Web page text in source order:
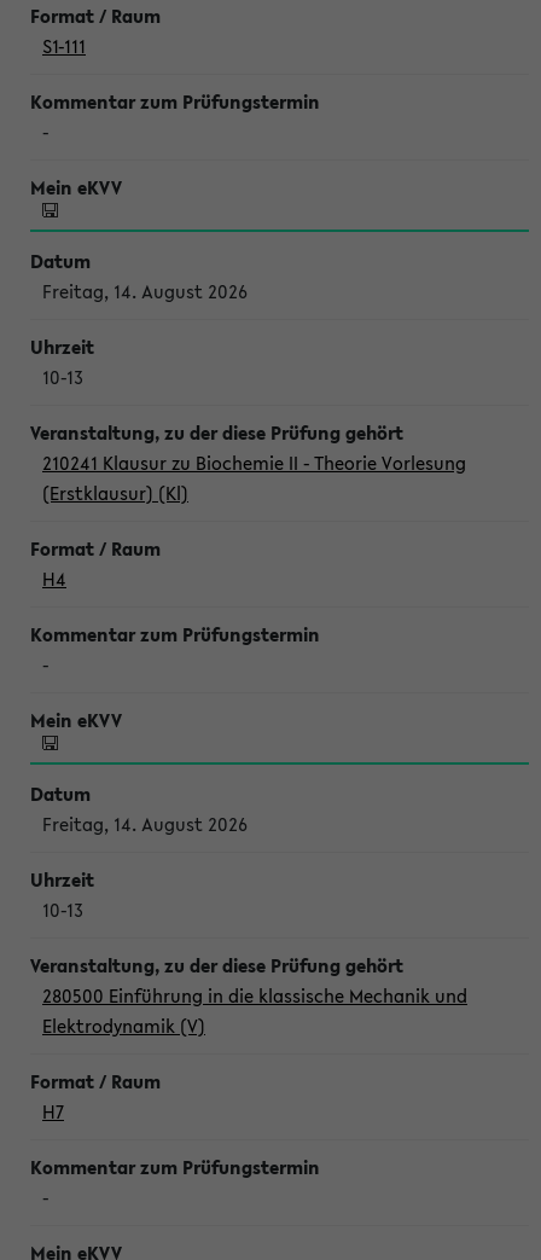
S1-111
-
Freitag, 14. August 2026
10-13
210241 Klausur zu Biochemie II - Theorie Vorlesung
(Erstklausur) (Kl)
H4
-
Freitag, 14. August 2026
10-13
280500 Einführung in die klassische Mechanik und
Elektrodynamik (V)
H7
-